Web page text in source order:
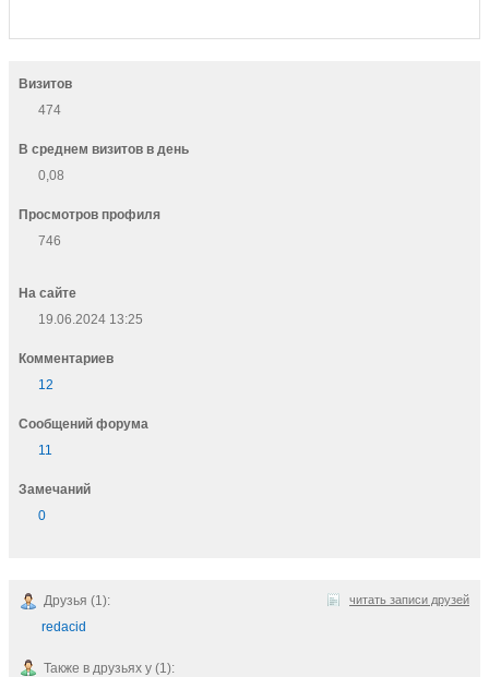
Визитов
474
В среднем визитов в день
0,08
Просмотров профиля
746
На сайте
19.06.2024 13:25
Комментариев
12
Cообщений форума
11
Замечаний
0
Друзья (1): читать записи друзей
redacid
Также в друзьях у (1):